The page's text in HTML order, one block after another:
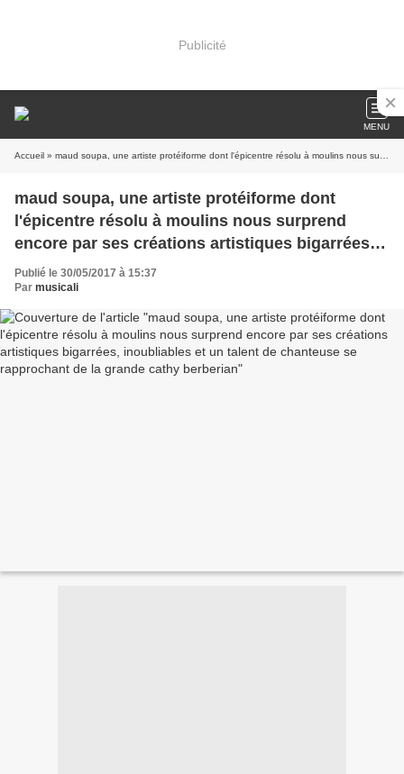
Publicité
MENU
Accueil » maud soupa, une artiste protéiforme dont l'épicentre résolu à moulins nous surprend encore par ses créations artistiques bigarrées, inoubliables et un talent de chanteuse se rapprochant de la grande cathy berberian
maud soupa, une artiste protéiforme dont
l'épicentre résolu à moulins nous surprend
encore par ses créations artistiques bigarrées,
inoubliables et un talent de chanteuse se
rapprochant de la grande cathy berberian
Publié le 30/05/2017 à 15:37
Par musicali